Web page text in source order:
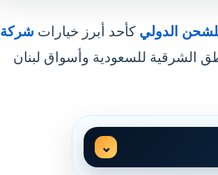
الدولي كأحد أبرز خيارات شركة
الشرقية للسعودية وأسواق لبنان